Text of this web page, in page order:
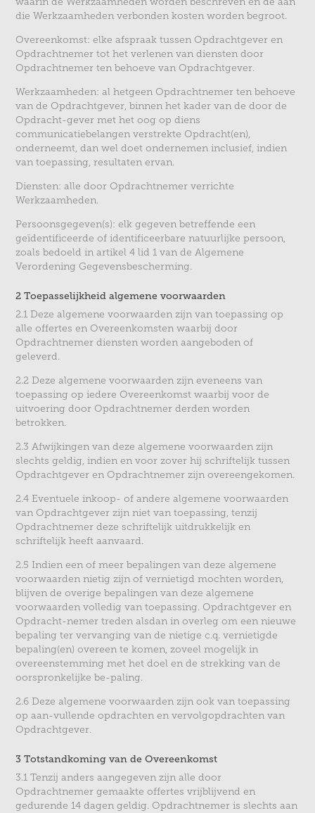
die Werkzaamheden verbonden kosten worden begroot.
Overeenkomst: elke afspraak tussen Opdrachtgever en
Opdrachtnemer tot het verlenen van diensten door
Opdrachtnemer ten behoeve van Opdrachtgever.
Werkzaamheden: al hetgeen Opdrachtnemer ten behoeve
van de Opdrachtgever, binnen het kader van de door de
Opdracht-gever met het oog op diens
communicatiebelangen verstrekte Opdracht(en),
onderneemt, dan wel doet ondernemen inclusief, indien
van toepassing, resultaten ervan.
Diensten: alle door Opdrachtnemer verrichte
Werkzaamheden.
Persoonsgegeven(s): elk gegeven betreffende een
geïdentificeerde of identificeerbare natuurlijke persoon,
zoals bedoeld in artikel 4 lid 1 van de Algemene
Verordening Gegevensbescherming.
2 Toepasselijkheid algemene voorwaarden
2.1 Deze algemene voorwaarden zijn van toepassing op
alle offertes en Overeenkomsten waarbij door
Opdrachtnemer diensten worden aangeboden of
geleverd.
2.2 Deze algemene voorwaarden zijn eveneens van
toepassing op iedere Overeenkomst waarbij voor de
uitvoering door Opdrachtnemer derden worden
betrokken.
2.3 Afwijkingen van deze algemene voorwaarden zijn
slechts geldig, indien en voor zover hij schriftelijk tussen
Opdrachtgever en Opdrachtnemer zijn overeengekomen.
2.4 Eventuele inkoop- of andere algemene voorwaarden
van Opdrachtgever zijn niet van toepassing, tenzij
Opdrachtnemer deze schriftelijk uitdrukkelijk en
schriftelijk heeft aanvaard.
2.5 Indien een of meer bepalingen van deze algemene
voorwaarden nietig zijn of vernietigd mochten worden,
blijven de overige bepalingen van deze algemene
voorwaarden volledig van toepassing. Opdrachtgever en
Opdracht-nemer treden alsdan in overleg om een nieuwe
bepaling ter vervanging van de nietige c.q. vernietigde
bepaling(en) overeen te komen, zoveel mogelijk in
overeenstemming met het doel en de strekking van de
oorspronkelijke be-paling.
2.6 Deze algemene voorwaarden zijn ook van toepassing
op aan-vullende opdrachten en vervolgopdrachten van
Opdrachtgever.
3 Totstandkoming van de Overeenkomst
3.1 Tenzij anders aangegeven zijn alle door
Opdrachtnemer gemaakte offertes vrijblijvend en
gedurende 14 dagen geldig. Opdrachtnemer is slechts aan